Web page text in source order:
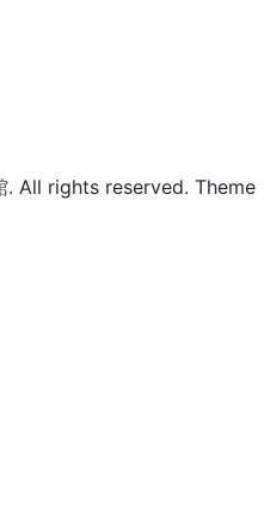
. All rights reserved. Theme